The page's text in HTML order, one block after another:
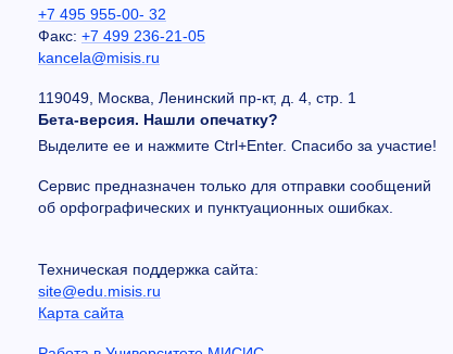
+7 495 955-00- 32
Факс: +7 499 236-21-05
kancela@misis.ru
119049, Москва, Ленинский пр-кт, д. 4, стр. 1
Бета-версия. Нашли опечатку?
Выделите ее и нажмите Ctrl+Enter. Спасибо за участие!
Сервис предназначен только для отправки сообщений
об орфографических и пунктуационных ошибках.
Техническая поддержка сайта:
site@edu.misis.ru
Карта сайта